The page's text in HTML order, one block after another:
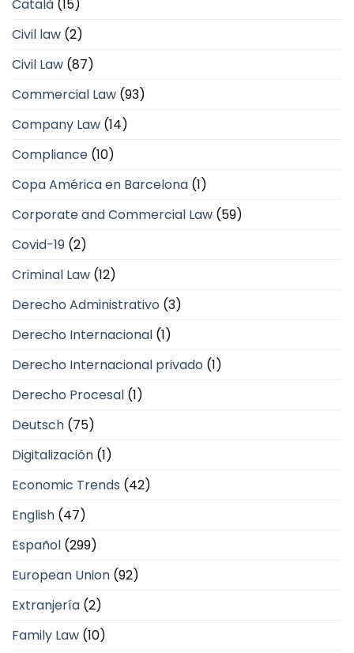
Català (15)
Civil law (2)
Civil Law (87)
Commercial Law (93)
Company Law (14)
Compliance (10)
Copa América en Barcelona (1)
Corporate and Commercial Law (59)
Covid-19 (2)
Criminal Law (12)
Derecho Administrativo (3)
Derecho Internacional (1)
Derecho Internacional privado (1)
Derecho Procesal (1)
Deutsch (75)
Digitalización (1)
Economic Trends (42)
English (47)
Español (299)
European Union (92)
Extranjería (2)
Family Law (10)